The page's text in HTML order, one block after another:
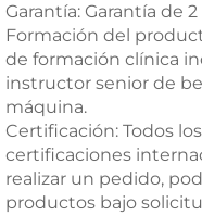
Garantía: Garantía de
Formación del
de formación clínica
instructor senior de
máquina.
Certificación: Todos
certificaciones
realizar un pedido,
productos bajo